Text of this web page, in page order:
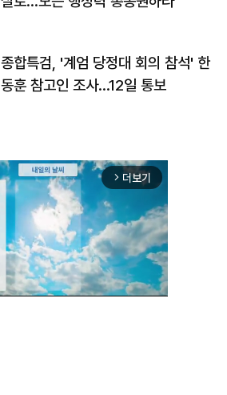
종합특검, '계엄 당정대 회의 참석' 한
동훈 참고인 조사...12일 통보
arrow_forward_ios 더보기